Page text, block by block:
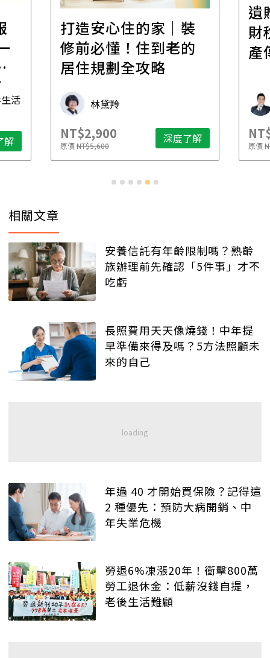
活
解
打造安心住的家｜裝
修前必懂！住到老的
居住規劃全攻略
林黛羚
NT$2,900
原價NT$5,600 深度了解
遺
財
產
原價
相關文章
安養信託有年齡限制嗎？熟齡
族辦理前先確認「5件事」才不
吃虧
長照費用天天像燒錢！中年提
早準備來得及嗎？5方法照顧未
來的自己
年過 40 才開始買保險？記得這
2 種優先：預防大病開銷、中
年失業危機
勞退6%凍漲20年！衝擊800萬
勞工退休金：低薪沒錢自提，
老後生活難顧